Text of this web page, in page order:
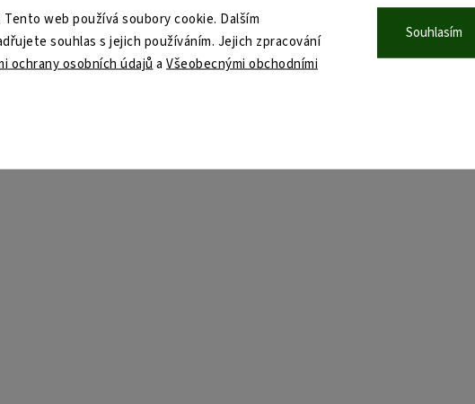
Tento web používá soubory cookie. Dalším
souhlas s jejich používáním. Jejich zpracování
ochrany osobních údajůa Všeobecnými obchodními
Souhlasím